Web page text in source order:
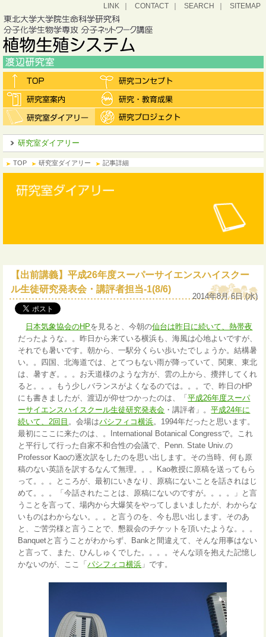
LINK CONTACT SEARCH SITEMAP
研究室ダイアリー
TOP 研究室ダイアリー 記事詳細
【出前講義】平成26年度スーパーサイエンスハイスクー
ル生徒研究発表会・講評者担当-1(8/6)
2014年8月 6日 (水)
日本気象協会のHPを見ると、今朝の仙台は昨日に続いて、熱帯夜
だったような。。昨日から来ている横浜も、海風は心地よいですが、
それでも暑いです。朝から、一駅分くらい歩いたでしょうか。結構暑
い。。四国、北海道では、とてつもない雨が降っていて、関東、東北
は、暑すぎ。。。お天道様のような方が、雲の上から、攪拌してくれ
ると。。。もう少しバランスがよくなるのでは。。。で、昨日のHP
にも書きましたが、渡辺が仰せつかったのは、「平成26年度スーパ
ーサイエンスハイスクール生徒研究発表会 ・講評者」。平成24年に
続いて、2回目 。会場はパシフィコ横浜。1994年だったと思います。
最初にここに来たのは、。International Botanical Congressで。これ
と平行して行った自家不和合性の会議で、Penn. State Univ.の
Professor Kaoの逐次訳をしたのを思い出します。その当時、何も原
稿のない英語を訳するなんて無理。。。Kao教授に原稿を送ってもら
って。。。ところが、最初にいきなり、原稿にないことを話されはじ
めて。。。「今話されたことは、原稿にないのですが。。。。」と言
うことを言って、場内から大爆笑をやってしまいましたが、わからな
いものはわからない。。。と言うのを、今も思い出します。そのあ
と、ご苦労様と言うことで、懇親会のチケットを頂いたような。。。
Banquetと言うことがわからず、Bankと間違えて、そんな用事はない
と言って、また、ひんしゅくでした。。。。そんな頭を抱えた記憶し
かないのが、ここ「パシフィコ横浜 」です。